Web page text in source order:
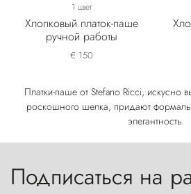
1 цвет
Хлопковый платок-паше
ручной работы
€ 150
Платки-паше от Stefano Ricci, искусно
роскошного шелка, придают
элегантность.
Подписаться на